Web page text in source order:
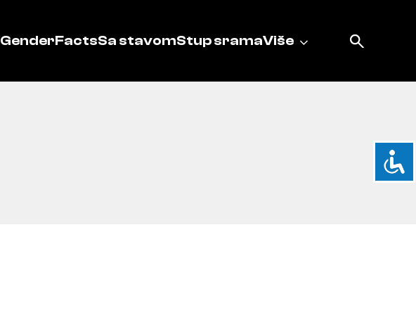
GenderFactsSa stavomStup sramaViše